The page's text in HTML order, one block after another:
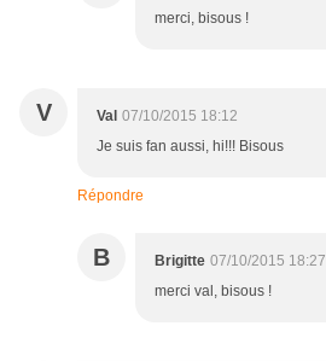
merci, bisous !
V Val 07/10/2015 18:12
Je suis fan aussi, hi!!! Bisous
Répondre
B Brigitte 07/10/2015 18:27
merci val, bisous !